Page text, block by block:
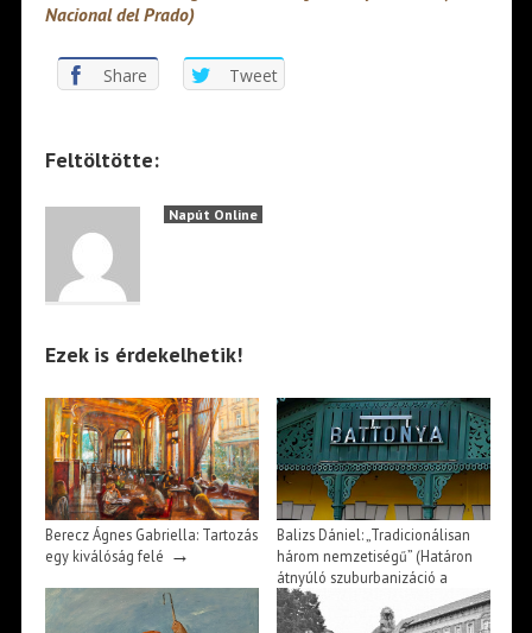
Nacional del Prado)
Share Tweet
Feltöltötte:
Napút Online
Ezek is érdekelhetik!
Berecz Ágnes Gabriella: Tartozás
egy kiválóság felé →
Balizs Dániel: „Tradicionálisan
három nemzetiségű” (Határon
átnyúló szuburbanizáció a
magyar-román határ mentén)
→